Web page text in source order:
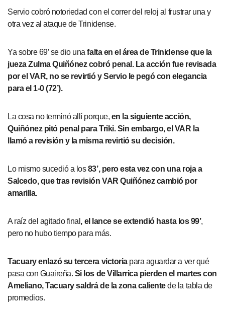
Servio cobró notoriedad con el correr del reloj al frustrar una y
otra vez al ataque de Trinidense.
Ya sobre 69’ se dio unafalta en el área de Trinidense que la
jueza Zulma Quiñónez cobró penal. La acción fue revisada
por el VAR, no se revirtió y Servio le pegó con elegancia
para el 1-0 (72’).
La cosa no terminó allí porque, en la siguiente acción,
Quiñónez pitó penal para Triki. Sin embargo, el VAR la
llamó a revisión y la misma revirtió su decisión.
Lo mismo sucedió a los83’, pero esta vez con una roja a
Salcedo, que tras revisión VAR Quiñónez cambió por
amarilla.
A raíz del agitado final , el lance se extendió hasta los 99’,
pero no hubo tiempo para más.
Tacuary enlazó su tercera victoriapara aguardar a ver qué
pasa con Guaireña. Si los de Villarrica pierden el martes con
Ameliano, Tacuary saldrá de la zona calientede la tabla de
promedios.